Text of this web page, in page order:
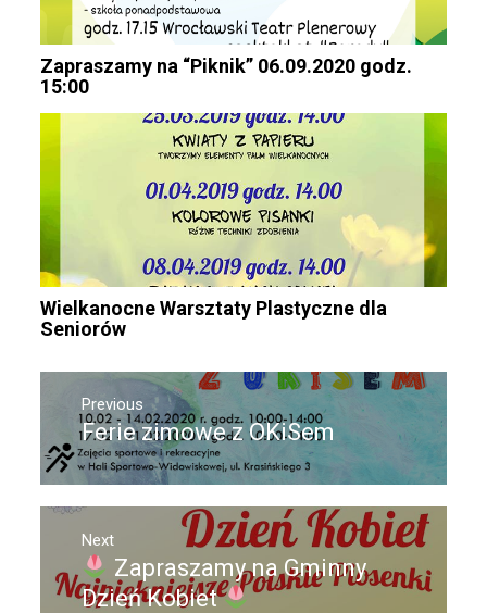
Zapraszamy na “Piknik” 06.09.2020 godz.
15:00
Wielkanocne Warsztaty Plastyczne dla
Seniorów
Nawigacja
wpisuPrevious
Previous
post:
Ferie zimowe z OKiSem
Next
Next
post:
Zapraszamy na Gminny
Dzień Kobiet